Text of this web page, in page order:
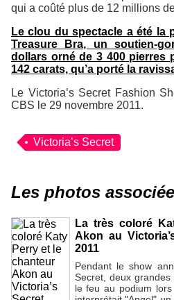
qui a coûté plus de 12 millions
Le clou du spectacle a été la
Treasure Bra, un soutien-
dollars orné de 3 400 pierres
142 carats, qu’a porté la
Le Victoria’s Secret Fashion
CBS le 29 novembre 2011.
Victoria’s Secret
Les photos
La très coloré
Akon au
2011
Pendant le show
Secret, deux
le feu au podium